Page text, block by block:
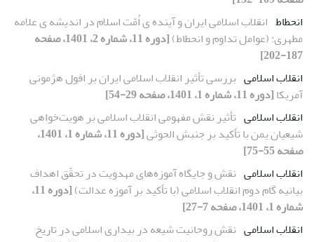
انحطاط انقلاب اسلامی ایران و آینده ی اُمّت اسلام در اندیشه ی علامه
مطهری: (عوامل تداوم و انحطاط)
[دوره 11، شماره 2، 1401، صفحه
187-202]
انقلاب اسلامی بررسی تأثیر انقلاب اسلامی ایران بر افول هژمونی
آمریکا[دوره 11، شماره 1، 1401، صفحه 29-54]
انقلاب اسلامی تأثیر نقش مفهومی انقلاب اسلامی بر هویت‌خواهی
شیعیان یمن با تأکید بر جنبش الحوثی
[دوره 11، شماره 1، 1401،
صفحه 55-75]
انقلاب اسلامی نقش و جایگاه آموزه‌های مهدویت در تحقّق اهداف
بیانیه گام دوم انقلاب اسلامی (با تأکید بر آموزه عدالت)
[دوره 11،
شماره 1، 1401، صفحه 7-27]
انقلاب اسلامی نقش روحانیت شیعه در بیداری اسلامی در تاریخ